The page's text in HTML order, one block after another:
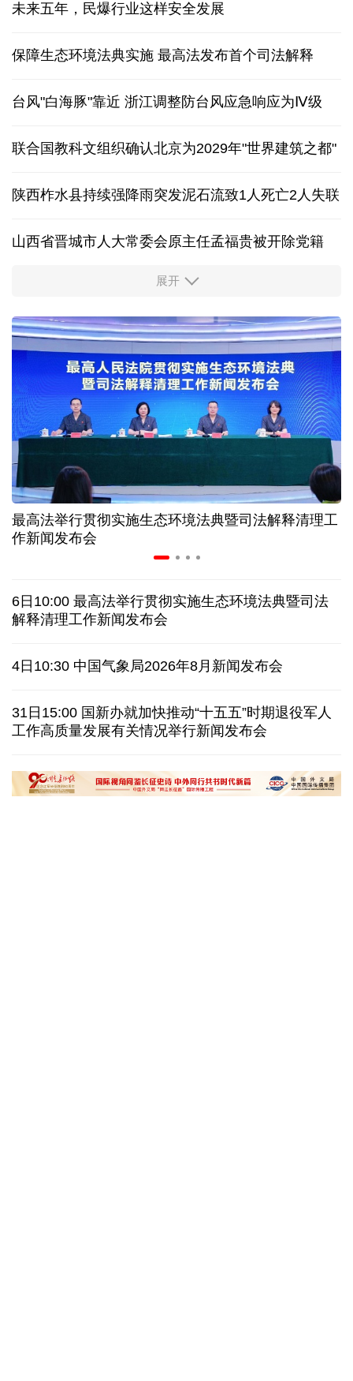
未来五年，民爆行业这样安全发展
保障生态环境法典实施 最高法发布首个司法解释
台风"白海豚"靠近 浙江调整防台风应急响应为Ⅳ级
联合国教科文组织确认北京为2029年"世界建筑之都"
陕西柞水县持续强降雨突发泥石流致1人死亡2人失联
山西省晋城市人大常委会原主任孟福贵被开除党籍
中国多地出台带薪休假新政 释放消费潜力
入境游火热 前7月北京离境退税各项数据均创新高
我国自阿根廷进口的牛肉已达到规定数量的50%
上半年我国黄金消费量511.412吨，同比增长1.23%
AI客服承诺不实、人工客服接入困难 中消协回应
数据有了“身份证” 我国正稳步推进数据产权登记
白宫否认特朗普与赫格塞思因弹药库存短缺发生争执
美媒称美国增派人手 在古巴加大力度开展情报活动
巴西降级与阿根廷关系 阿称驻巴大使将“回国休假”
韩国总统要求加速整合军校 防范再度发生军事政变
展开
最高法举行贯彻实施生态环境法典暨司法解释清理工
作新闻发布会
6日10:00 最高法举行贯彻实施生态环境法典暨司法
解释清理工作新闻发布会
4日10:30 中国气象局2026年8月新闻发布会
31日15:00 国新办就加快推动“十五五”时期退役军人
工作高质量发展有关情况举行新闻发布会